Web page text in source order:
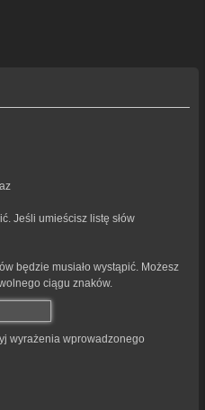
Jeśli umieścisz listę słów
będzie musiało wystąpić. Możesz
ciągu znaków.
wyrażenia wprowadzonego